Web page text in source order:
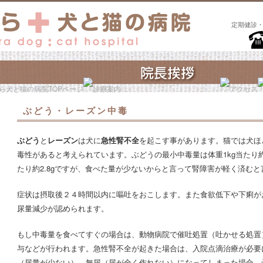
定期健診
ぶどう・レーズン中毒
ぶどう と レーズンは犬に急性腎不全を起こす事があります。猫では犬
毒性があると考えられています。ぶどうの最小中毒量は体重1kg当たり
たり約2.8gですが、食べた量が少ないからと言って腎障害が軽く済む
症状は摂取後２４時間以内に嘔吐をおこします。また食欲低下や下痢
尿量減少が認められます。
もし中毒量を食べてすぐの場合は、動物病院で催吐処置（吐かせる処
与などが行われます。急性腎不全が起きた場合は、入院点滴治療が必